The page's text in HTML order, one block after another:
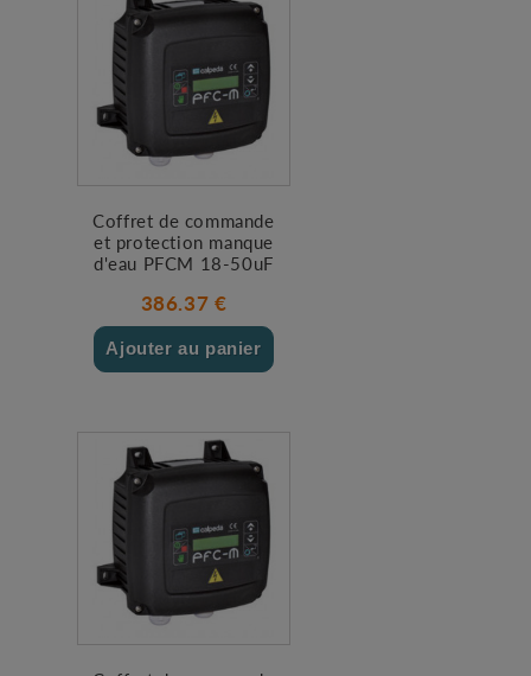
Coffret de commande
et protection manque
d'eau PFCM 18-50uF
386.37 €
Ajouter au panier